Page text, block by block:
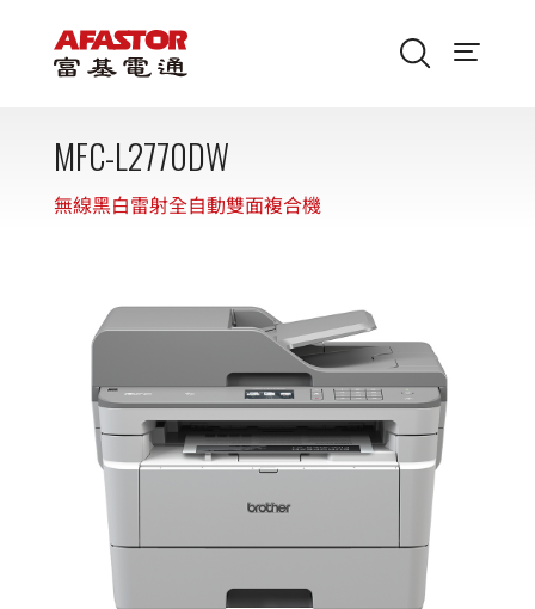
MFC-L2770DW
無線黑白雷射全自動雙面複合機